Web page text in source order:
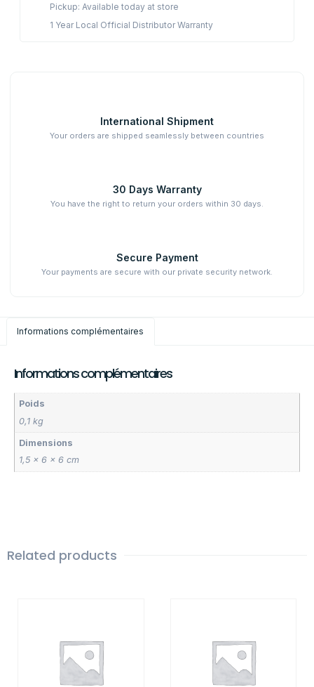
Pickup: Available today at store
1 Year Local Official Distributor Warranty
International Shipment
Your orders are shipped seamlessly between countries
30 Days Warranty
You have the right to return your orders within 30 days.
Secure Payment
Your payments are secure with our private security network.
Informations complémentaires
Informations complémentaires
Poids
0,1 kg
Dimensions
1,5 × 6 × 6 cm
Related products